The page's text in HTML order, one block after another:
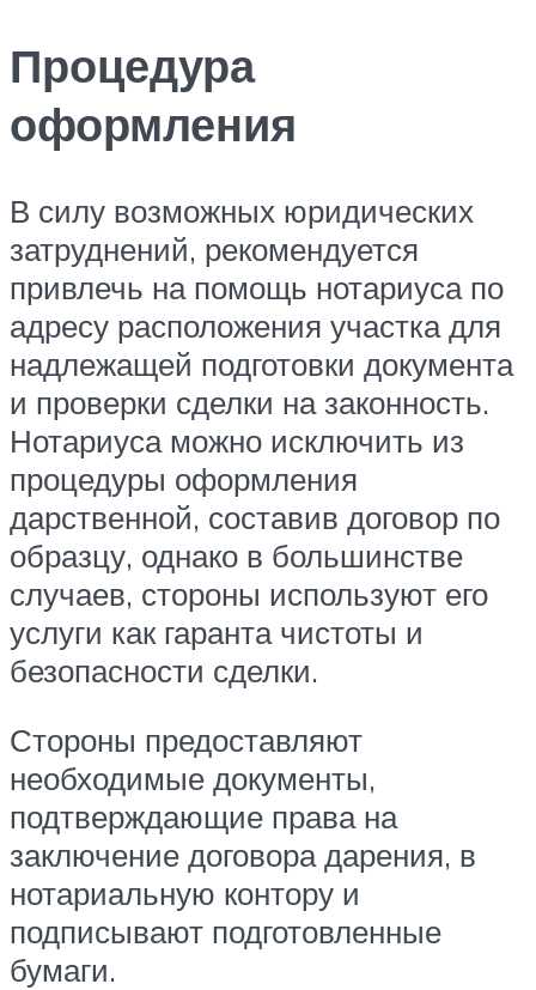
Процедура
оформления
В силу возможных юридических
затруднений, рекомендуется
привлечь на помощь нотариуса по
адресу расположения участка для
надлежащей подготовки документа
и проверки сделки на законность.
Нотариуса можно исключить из
процедуры оформления
дарственной, составив договор по
образцу, однако в большинстве
случаев, стороны используют его
услуги как гаранта чистоты и
безопасности сделки.
Стороны предоставляют
необходимые документы,
подтверждающие права на
заключение договора дарения, в
нотариальную контору и
подписывают подготовленные
бумаги.